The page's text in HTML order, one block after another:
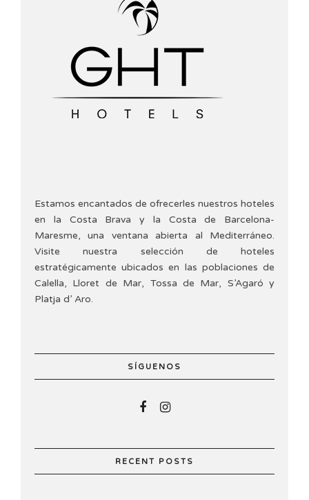
Estamos encantados de ofrecerles nuestros hoteles
en la Costa Brava y la Costa de Barcelona-
Maresme, una ventana abierta al Mediterráneo.
Visite nuestra selección de hoteles
estratégicamente ubicados en las poblaciones de
Calella, Lloret de Mar, Tossa de Mar, S’Agaró y
Platja d’ Aro.
SÍGUENOS
RECENT POSTS